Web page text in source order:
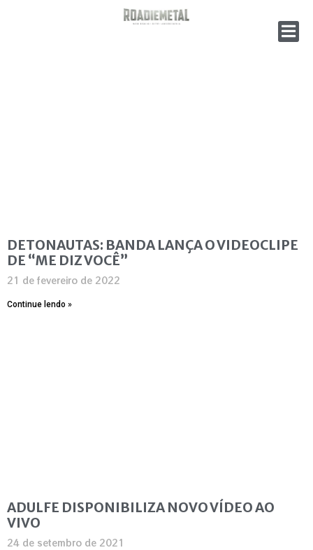
DETONAUTAS: BANDA LANÇA O VIDEOCLIPE
DE “ME DIZ VOCÊ”
21 de fevereiro de 2022
Continue lendo »
ADULFE DISPONIBILIZA NOVO VÍDEO AO
VIVO
24 de setembro de 2021